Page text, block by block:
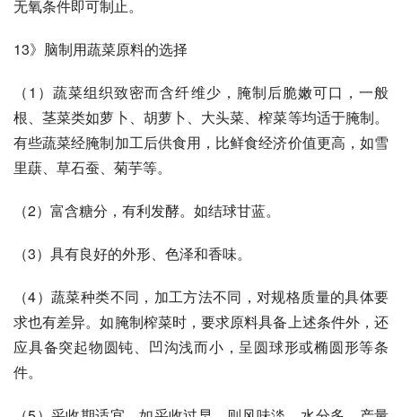
无氧条件即可制止。
13》脑制用蔬菜原料的选择
（1）蔬菜组织致密而含纤维少，腌制后脆嫩可口，一般
根、茎菜类如萝卜、胡萝卜、大头菜、榨菜等均适于腌制。
有些蔬菜经腌制加工后供食用，比鲜食经济价值更高，如雪
里蕻、草石蚕、菊芋等。
（2）富含糖分，有利发酵。如结球甘蓝。
（3）具有良好的外形、色泽和香味。
（4）蔬菜种类不同，加工方法不同，对规格质量的具体要
求也有差异。如腌制榨菜时，要求原料具备上述条件外，还
应具备突起物圆钝、凹沟浅而小，呈圆球形或椭圆形等条
件。